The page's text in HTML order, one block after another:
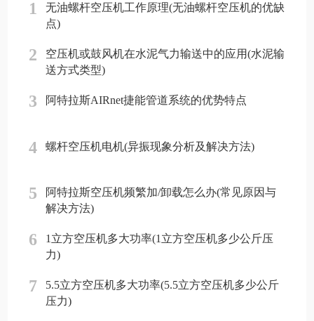
1
无油螺杆空压机工作原理(无油螺杆空压机的优缺
点)
2
空压机或鼓风机在水泥气力输送中的应用(水泥输
送方式类型)
3 阿特拉斯AIRnet捷能管道系统的优势特点
4 螺杆空压机电机(异振现象分析及解决方法)
5
阿特拉斯空压机频繁加/卸载怎么办(常见原因与
解决方法)
6
1立方空压机多大功率(1立方空压机多少公斤压
力)
7
5.5立方空压机多大功率(5.5立方空压机多少公斤
压力)